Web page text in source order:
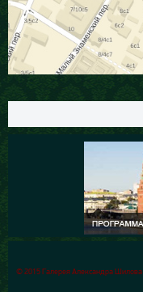
© 2015 Галерея Александра Шилова